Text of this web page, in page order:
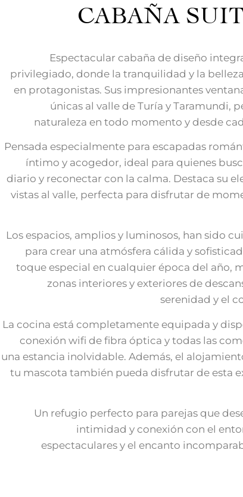
CABAÑA
Espectacular cabaña de diseño
privilegiado, donde la tranquilidad y la
en protagonistas. Sus impresionantes
únicas al valle de Turía y Taramundi,
naturaleza en todo momento y desde
Pensada especialmente para escapadas
íntimo y acogedor, ideal para quienes
diario y reconectar con la calma. Destaca su
vistas al valle, perfecta para disfrutar de
Los espacios, amplios y luminosos, han sido
para crear una atmósfera cálida y
toque especial en cualquier época del año,
zonas interiores y exteriores de
serenidad y el
La cocina está completamente equipada y
conexión wifi de fibra óptica y todas las
una estancia inolvidable. Además, el
tu mascota también pueda disfrutar de esta
Un refugio perfecto para parejas que
intimidad y conexión con el
espectaculares y el encanto